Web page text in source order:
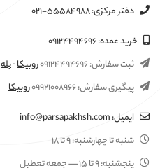
دفتر مرکزی:۰۲۱-۵۵۵۸۴۹۸۸
خرید عمده:۰۹۱۲۴۴۹۴۶۹۶
ثبت سفارش:۰۹۱۲۴۴۹۴۶۹۶روبیکا·بله
پیگیری سفارش:۰۹۹۲۱۰۰۸۹۶۶روبیکا
ایمیل:info@parsapakhsh.com
شنبه تا چهارشنبه:۹ تا ۱۸
پنجشنبه:۹ تا ۱۵ — جمعه تعطیل